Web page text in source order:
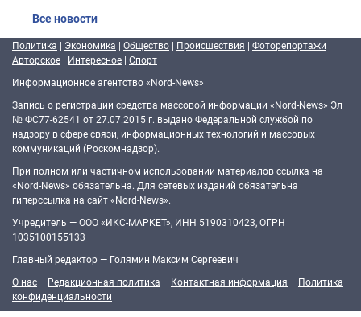
Все новости
Политика | Экономика | Общество | Происшествия | Фоторепортажи |
Авторское | Интересное | Спорт
Информационное агентство «Nord-News»
Запись о регистрации средства массовой информации «Nord-News» Эл
№ ФС77-62541 от 27.07.2015 г. выдано Федеральной службой по
надзору в сфере связи, информационных технологий и массовых
коммуникаций (Роскомнадзор).
При полном или частичном использовании материалов ссылка на
«Nord-News» обязательна. Для сетевых изданий обязательна
гиперссылка на сайт «Nord-News».
Учредитель — ООО «ИКС-МАРКЕТ», ИНН 5190310423, ОГРН
1035100155133
Главный редактор — Голямин Максим Сергеевич
О нас
Редакционная политика Контактная информация
Политика
конфиденциальности